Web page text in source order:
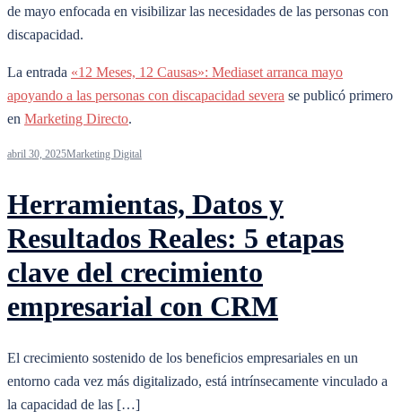
de mayo enfocada en visibilizar las necesidades de las personas con
discapacidad.
La entrada «12 Meses, 12 Causas»: Mediaset arranca mayo
apoyando a las personas con discapacidad severa se publicó primero
en Marketing Directo.
abril 30, 2025Marketing Digital
Herramientas, Datos y
Resultados Reales: 5 etapas
clave del crecimiento
empresarial con CRM
El crecimiento sostenido de los beneficios empresariales en un
entorno cada vez más digitalizado, está intrínsecamente vinculado a
la capacidad de las […]